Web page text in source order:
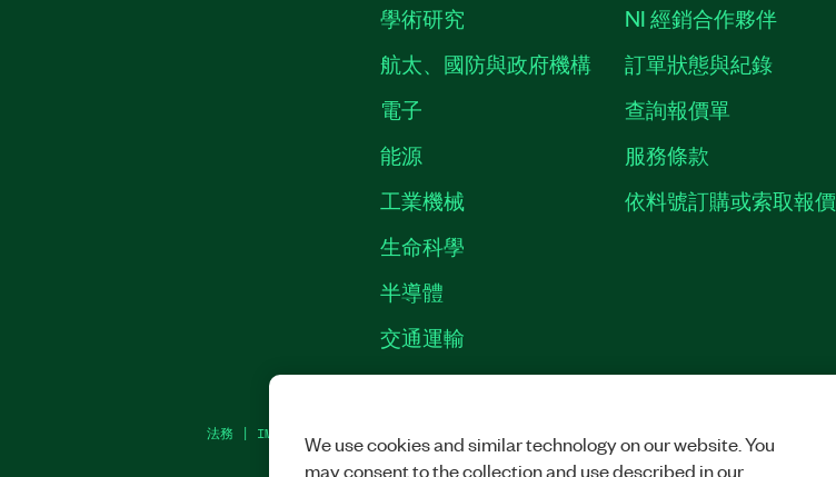
學術研究
航太、國防與政府機構
電子
能源
工業機械
生命科學
半導體
交通運輸
NI 經銷合作夥伴
訂單狀態與紀錄
查詢報價單
服務條款
依料號訂購或索取報價
法務 | IMPRINTWe use cookies and similar technology on our website. You
may consent to the collection and use described in our